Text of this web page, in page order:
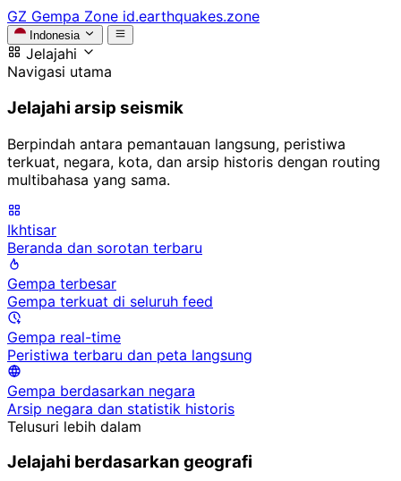
GZ Gempa Zone id.earthquakes.zone
Indonesia
Jelajahi
Navigasi utama
Jelajahi arsip seismik
Berpindah antara pemantauan langsung, peristiwa
terkuat, negara, kota, dan arsip historis dengan routing
multibahasa yang sama.
Ikhtisar
Beranda dan sorotan terbaru
Gempa terbesar
Gempa terkuat di seluruh feed
Gempa real-time
Peristiwa terbaru dan peta langsung
Gempa berdasarkan negara
Arsip negara dan statistik historis
Telusuri lebih dalam
Jelajahi berdasarkan geografi